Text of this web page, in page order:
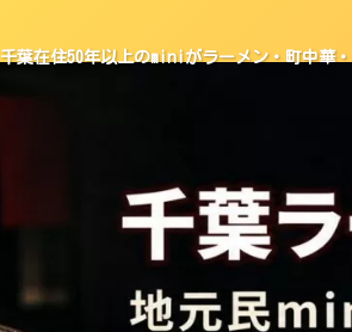
千葉在住50年以上のminiがラーメン・町中華